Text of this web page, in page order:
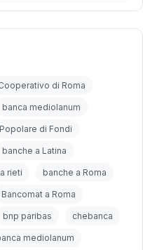
di Roma
banca mediolanum
di Fondi
banche a Latina
rieti banche a Roma
Bancomat a Roma
bnp paribas chebanca
mediolanum